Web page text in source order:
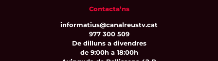
Contacta’ns
informatius@canalreustv.cat
977 300 509
De dilluns a divendres
de 9:00h a 18:00h